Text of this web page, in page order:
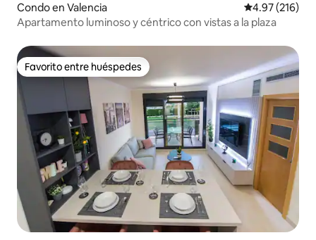
Condo en Valencia Calificación
4.97 (216)
Apartamento luminoso y céntrico con vistas a la plaza
Favorito entre huéspedes
Favorito entre huéspedes